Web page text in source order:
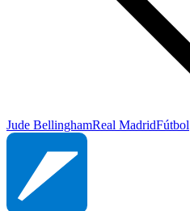
Jude BellinghamReal MadridFútbol